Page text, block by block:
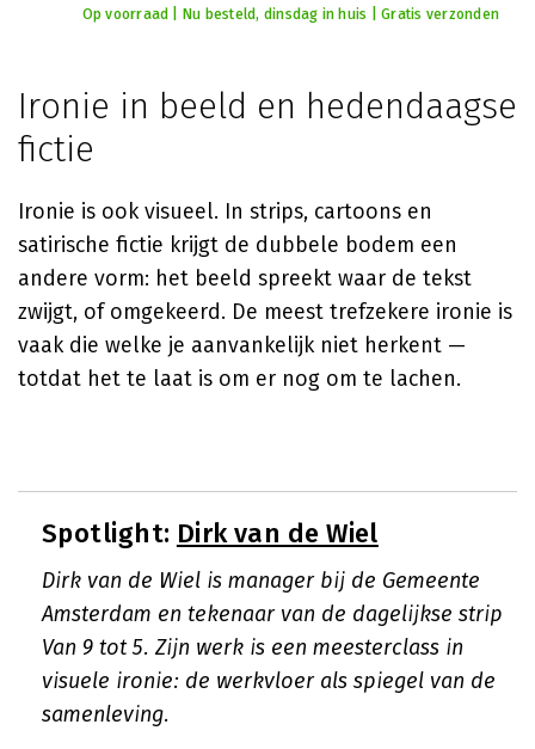
Op voorraad | Nu besteld, dinsdag in huis | Gratis verzonden
Ironie in beeld en hedendaagse
fictie
Ironie is ook visueel. In strips, cartoons en
satirische fictie krijgt de dubbele bodem een
andere vorm: het beeld spreekt waar de tekst
zwijgt, of omgekeerd. De meest trefzekere ironie is
vaak die welke je aanvankelijk niet herkent —
totdat het te laat is om er nog om te lachen.
Spotlight: Dirk van de Wiel
Dirk van de Wiel is manager bij de Gemeente
Amsterdam en tekenaar van de dagelijkse strip
Van 9 tot 5. Zijn werk is een meesterclass in
visuele ironie: de werkvloer als spiegel van de
samenleving.